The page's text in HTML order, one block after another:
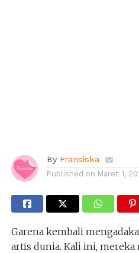
By Fransiska
Published on Maret 1,
Garena kembali
artis dunia. Kali ini, mereka